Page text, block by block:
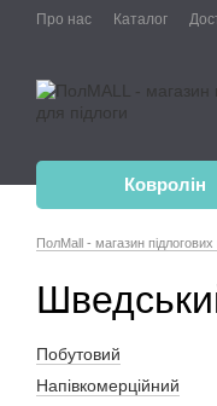
Про нас Каталог
Ковролін
ПолMall - магазин
Побутовий
Напівкомерційний